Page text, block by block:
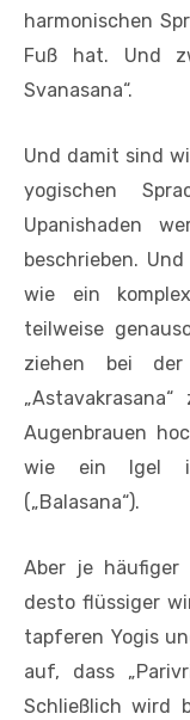
harmonischen
Fuß hat. Und
Svanasana“.
Und damit sind
yogischen
Upanishaden
beschrieben.
wie ein
teilweise
ziehen bei
Augenbrauen
wie ein Igel
(„Balasana“).
Aber je häufiger
desto flüssiger
tapferen Yogis
auf, dass
Schließlich wird